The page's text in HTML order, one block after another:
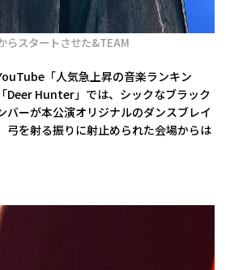
らスタートさせた&TEAM
「人気急上昇の音楽ランキン
Deer Hunter」では、シックなブラック
バーが本公演オリジナルのダンスブレイ
弓を射る振りに射止められた会場からは